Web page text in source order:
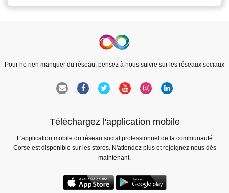
Pour ne rien manquer du réseau, pensez à nous suivre sur les réseaux sociaux
Téléchargez l'application mobile
L'application mobile du réseau social professionnel de la communauté
Corse est disponible sur les stores. N'attendez plus et rejoignez nous dès
maintenant.